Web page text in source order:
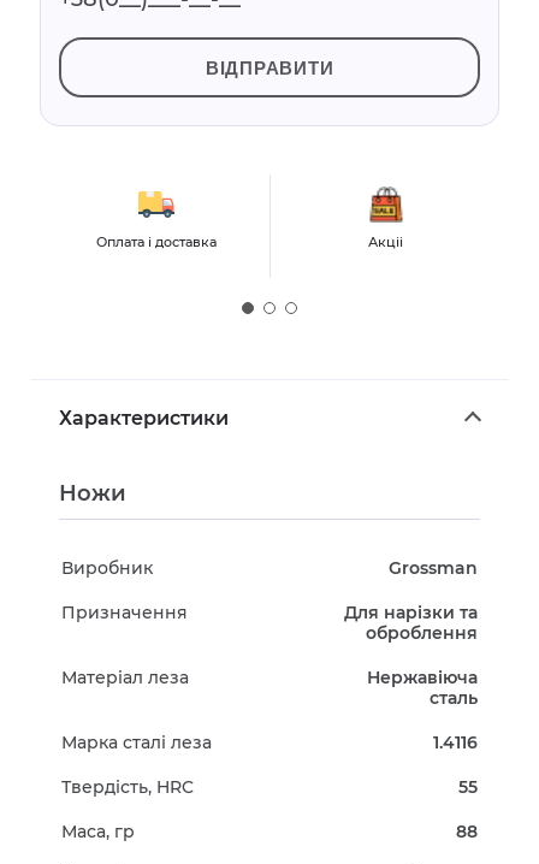
ВІДПРАВИТИ
Оплата і доставка Акціі
Характеристики
Ножи
Виробник Grossman
Призначення
Для нарізки та
оброблення
Матеріал леза
Нержавіюча
сталь
Марка сталі леза 1.4116
Твердість, HRC 55
Маса, гр 88